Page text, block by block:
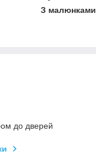
З малюнками
до дверей